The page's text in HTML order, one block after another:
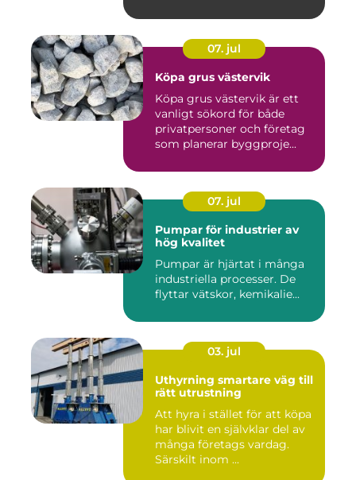
07. jul
Köpa grus västervik
Köpa grus västervik är ett
vanligt sökord för både
privatpersoner och företag
som planerar byggproje...
07. jul
Pumpar för industrier av
hög kvalitet
Pumpar är hjärtat i många
industriella processer. De
flyttar vätskor, kemikalie...
03. jul
Uthyrning smartare väg till
rätt utrustning
Att hyra i stället för att köpa
har blivit en självklar del av
många företags vardag.
Särskilt inom ...